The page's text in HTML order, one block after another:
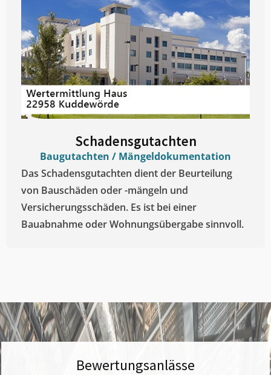
Schadensgutachten
Baugutachten / Mängeldokumentation
Das Schadensgutachten dient der Beurteilung
von Bauschäden oder -mängeln und
Versicherungsschäden. Es ist bei einer
Bauabnahme oder Wohnungsübergabe sinnvoll.
Bewertungsanlässe